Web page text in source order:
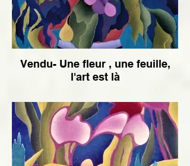
Vendu- Une fleur , une feuille,
l'art est là